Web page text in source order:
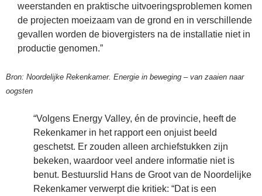
weerstanden en praktische uitvoeringsproblemen komen
de projecten moeizaam van de grond en in verschillende
gevallen worden de biovergisters na de installatie niet in
productie genomen.”
Bron: Noordelijke Rekenkamer. Energie in beweging – van zaaien naar
oogsten
“Volgens Energy Valley, én de provincie, heeft de
Rekenkamer in het rapport een onjuist beeld
geschetst. Er zouden alleen archiefstukken zijn
bekeken, waardoor veel andere informatie niet is
benut. Bestuurslid Hans de Groot van de Noordelijke
Rekenkamer verwerpt die kritiek: “Dat is een